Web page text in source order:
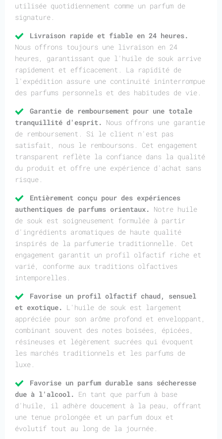
utilisée quotidiennement comme un parfum de
signature.
Livraison rapide et fiable en 24 heures.
Nous offrons toujours une livraison en 24
heures, garantissant que l'huile de souk arrive
rapidement et efficacement. La rapidité de
l'expédition assure une continuité ininterrompue
des parfums personnels et des habitudes de vie.
Garantie de remboursement pour une totale
tranquillité d'esprit. Nous offrons une garantie
de remboursement. Si le client n'est pas
satisfait, nous le remboursons. Cet engagement
transparent reflète la confiance dans la qualité
du produit et offre une expérience d'achat sans
risque.
Entièrement conçu pour des expériences
authentiques de parfums orientaux. Notre huile
de souk est soigneusement formulée à partir
d'ingrédients aromatiques de haute qualité
inspirés de la parfumerie traditionnelle. Cet
engagement garantit un profil olfactif riche et
varié, conforme aux traditions olfactives
intemporelles.
Favorise un profil olfactif chaud, sensuel
et exotique. L'huile de souk est largement
appréciée pour son arôme profond et enveloppant,
combinant souvent des notes boisées, épicées,
résineuses et légèrement sucrées qui évoquent
les marchés traditionnels et les parfums de
luxe.
Favorise un parfum durable sans sécheresse
due à l'alcool. En tant que parfum à base
d'huile, il adhère doucement à la peau, offrant
une tenue prolongée et un parfum doux et
évolutif tout au long de la journée.